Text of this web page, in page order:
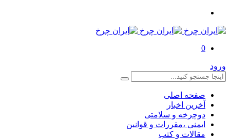
0
ورود
صفحه اصلی
آخرین اخبار
دوچرخه و سلامتی
ایمنی ،مقررات و قوانین
مقالات و کتب